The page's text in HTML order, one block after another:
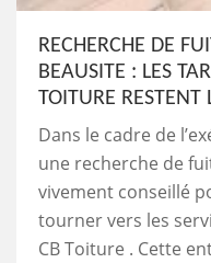
RECHERCHE DE
BEAUSITE : LES
TOITURE RESTENT
Dans le cadre de
une recherche de
vivement conseillé
tourner vers les
CB Toiture . Cette